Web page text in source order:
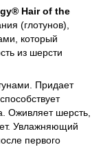
Hair of the
(глотунов),
который
из шерсти
Придает
Оживляет шерсть,
Увлажняющий
первого